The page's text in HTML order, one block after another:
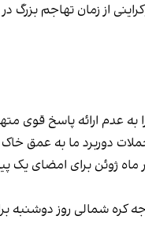
از زمان تهاجم بزرگ
به عدم ارائه پاسخ قوی
دوربرد ما به عمق خاک
ماه ژوئن برای امضای یک
کره شمالی روز